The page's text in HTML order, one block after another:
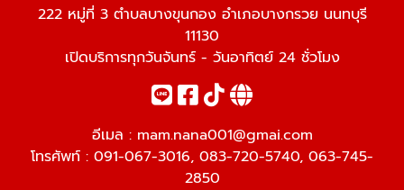
222 หมู่ที่ 3 ตำบลบางขุนกอง อำเภอบางกรวย นนทบุรี
11130
เปิดบริการทุกวันจันทร์ - วันอาทิตย์ 24 ชั่วโมง
อีเมล : mam.nana001@gmai.com
โทรศัพท์ : 091-067-3016, 083-720-5740, 063-745-
2850